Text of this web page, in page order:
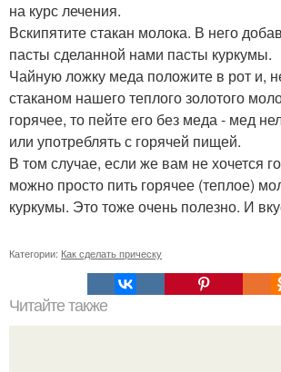
на курс лечения.
Вскипятите стакан молока. В него
пасты сделанной нами пасты куркумы.
Чайную ложку меда положите в рот и,
стаканом нашего теплого золотого
горячее, то пейте его без меда - мед
или употреблять с горячей пищей.
В том случае, если же вам не хочется
можно просто пить горячее (теплое)
куркумы. Это тоже очень полезно. И
Категории: Как сделать прическу
Читайте также